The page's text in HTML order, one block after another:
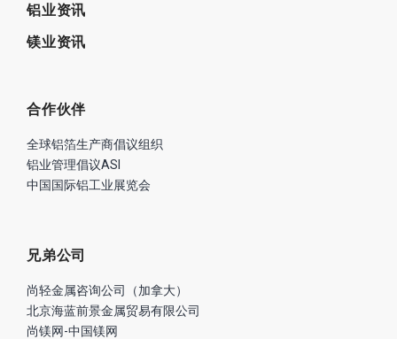
铝业资讯
镁业资讯
合作伙伴
全球铝箔生产商倡议组织
铝业管理倡议ASI
中国国际铝工业展览会
兄弟公司
尚轻金属咨询公司（加拿大）
北京海蓝前景金属贸易有限公司
尚镁网-中国镁网